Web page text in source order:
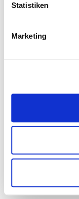
Statistiken
Marketing